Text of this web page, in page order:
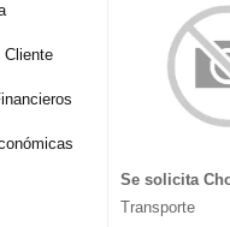
Cliente
Contabilidad
Derecho
Electricidad
Transporte